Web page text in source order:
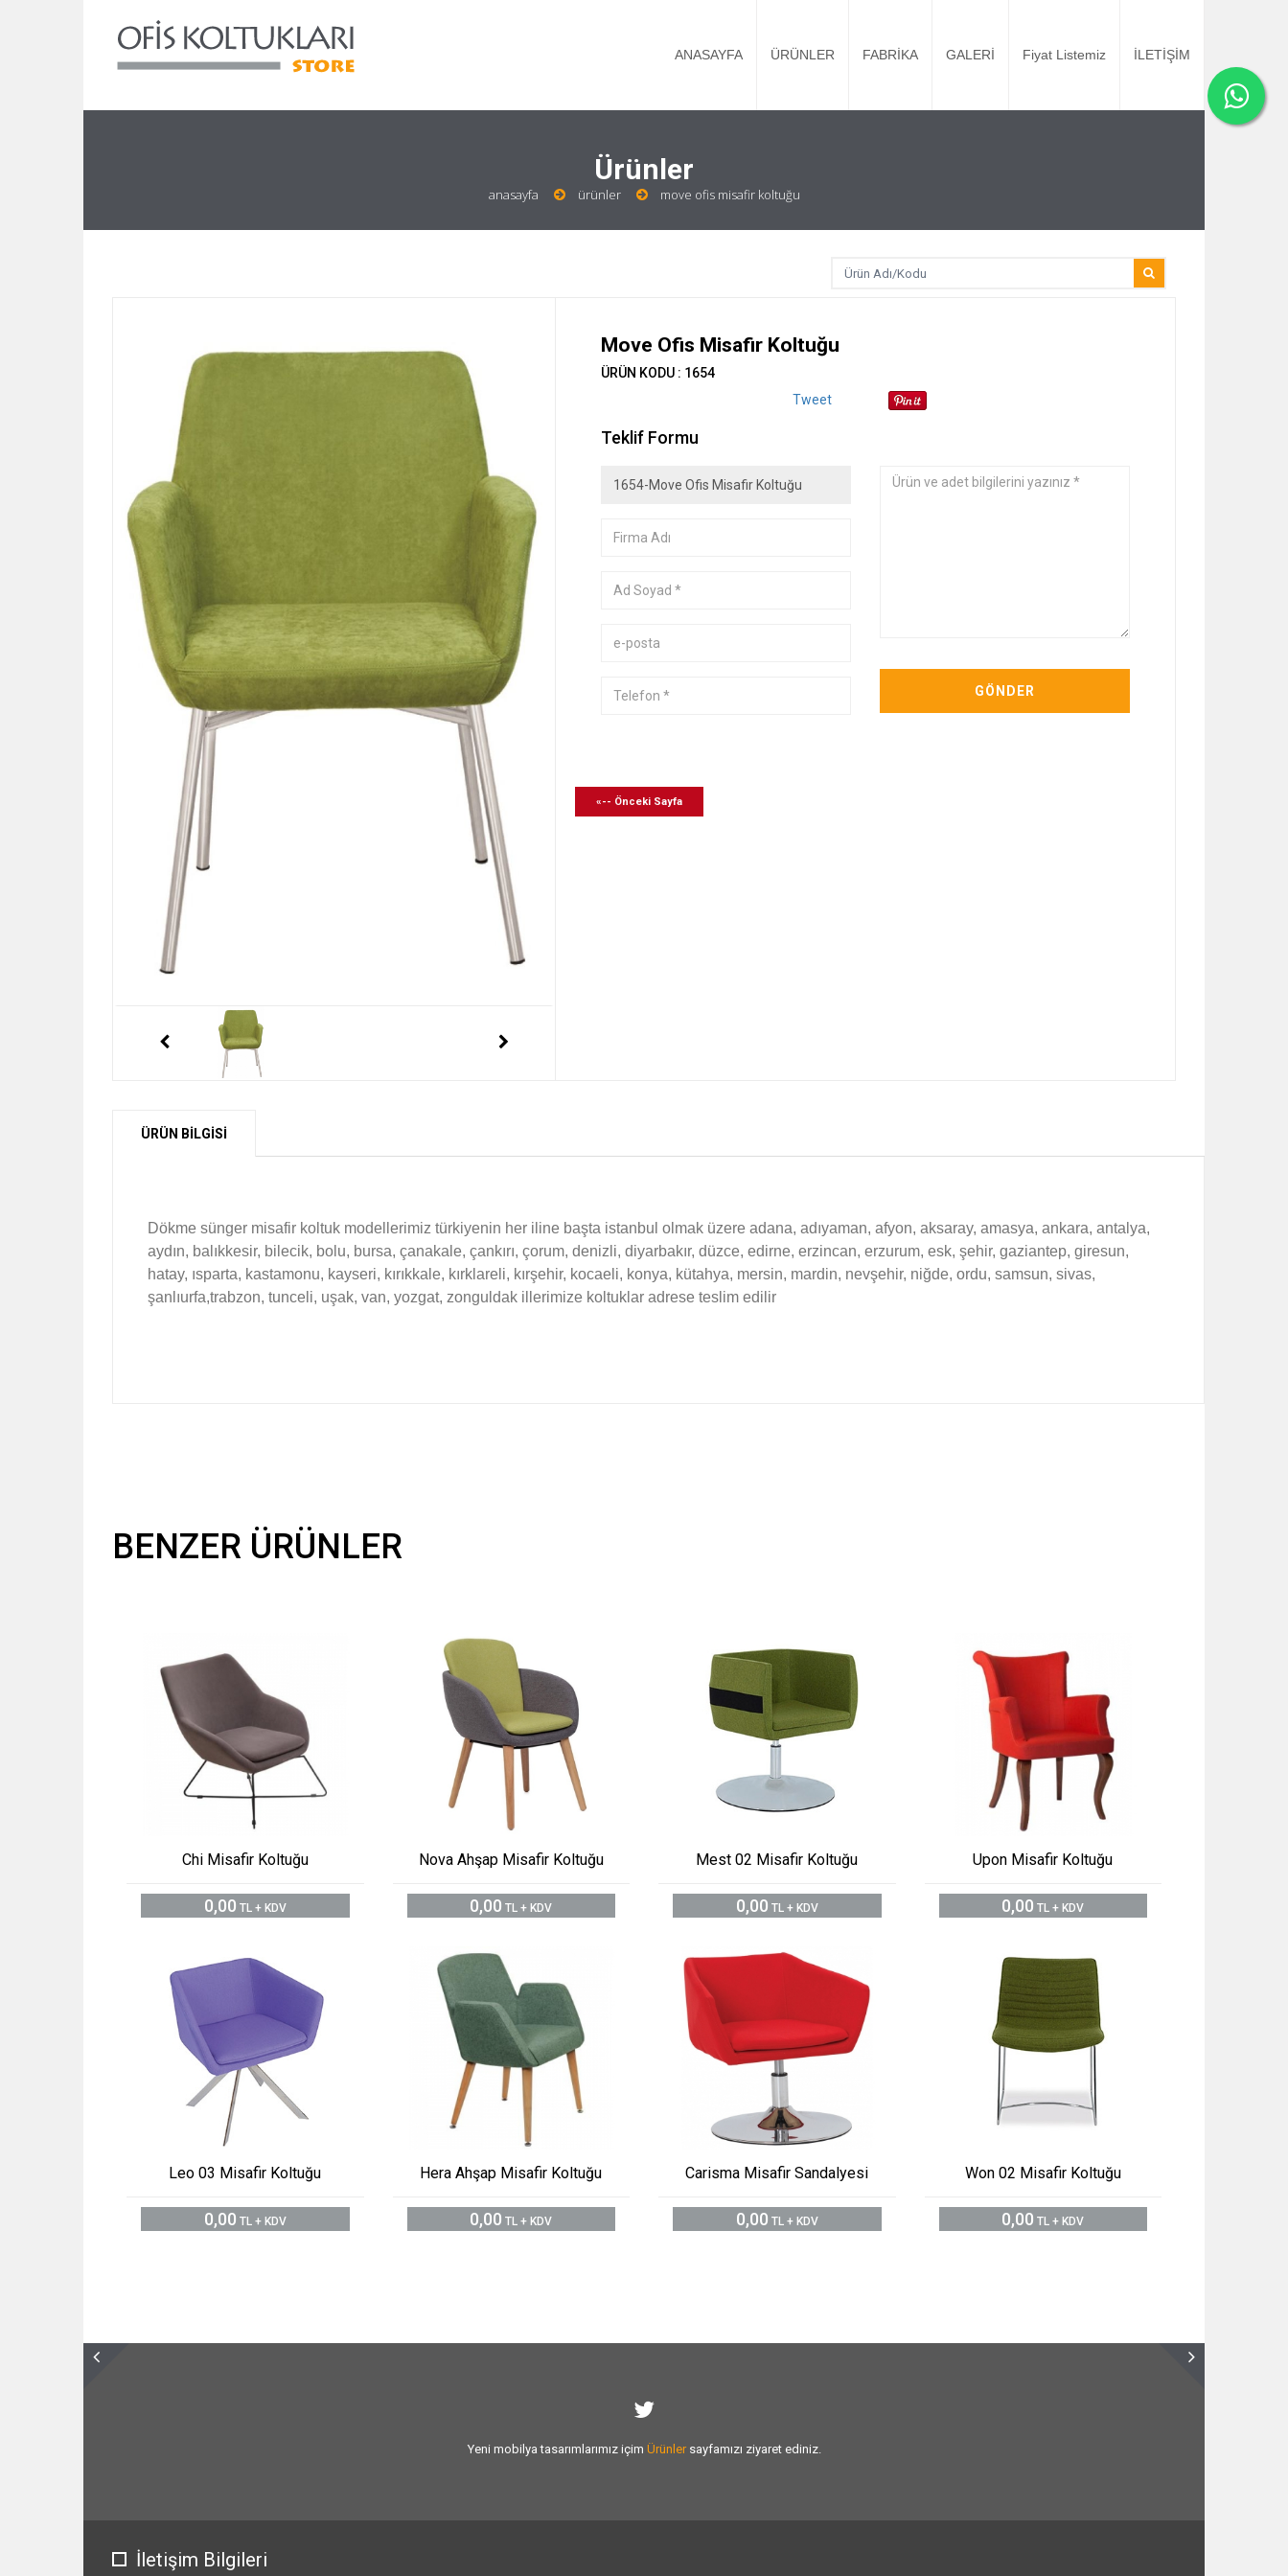
ANASAYFA ÜRÜNLER FABRİKA GALERİ Fiyat Listemiz İLETİŞİM
Ürünler
anasayfa ürünler move ofis misafir koltuğu
Move Ofis Misafir Koltuğu
ÜRÜN KODU : 1654
Tweet
Teklif Formu
«-- Önceki Sayfa
ÜRÜN BİLGİSİ
Dökme sünger misafir koltuk modellerimiz türkiyenin her iline başta istanbul olmak üzere adana, adıyaman, afyon, aksaray, amasya, ankara, antalya,
aydın, balıkkesir, bilecik, bolu, bursa, çanakale, çankırı, çorum, denizli, diyarbakır, düzce, edirne, erzincan, erzurum, esk, şehir, gaziantep, giresun,
hatay, ısparta, kastamonu, kayseri, kırıkkale, kırklareli, kırşehir, kocaeli, konya, kütahya, mersin, mardin, nevşehir, niğde, ordu, samsun, sivas,
şanlıurfa,trabzon, tunceli, uşak, van, yozgat, zonguldak illerimize koltuklar adrese teslim edilir
BENZER ÜRÜNLER
Chi Misafir Koltuğu
0,00 TL + KDV
Nova Ahşap Misafir Koltuğu
0,00 TL + KDV
Mest 02 Misafir Koltuğu
0,00 TL + KDV
Upon Misafir Koltuğu
0,00 TL + KDV
Leo 03 Misafir Koltuğu
0,00 TL + KDV
Hera Ahşap Misafir Koltuğu
0,00 TL + KDV
Carisma Misafir Sandalyesi
0,00 TL + KDV
Won 02 Misafir Koltuğu
0,00 TL + KDV
Yeni mobilya tasarımlarımız içimÜrünlersayfamızı ziyaret ediniz.
İletişim Bilgileri